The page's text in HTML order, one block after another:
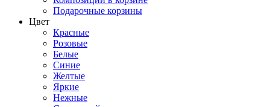
Подарочные корзины
Цвет
Красные
Розовые
Белые
Синие
Желтые
Яркие
Нежные